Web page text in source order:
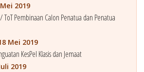
2019
ToT Pembinaan Calon Penatua dan Penatua
Mei 2019
KesPel Klasis dan Jemaat
2019